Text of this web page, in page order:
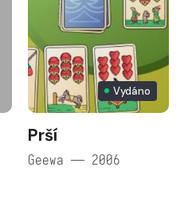
Vydáno
Prší
Geewa — 2006